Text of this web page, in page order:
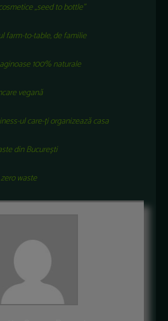
„seed to bottle”
farm-to-table, de familie
100% naturale
vegană
ul care-ți organizează casa
din București
waste